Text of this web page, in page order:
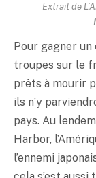
Extrait de
Pour gagner
troupes sur le
prêts à mourir
ils n’y
pays. Au
Harbor,
l’ennemi